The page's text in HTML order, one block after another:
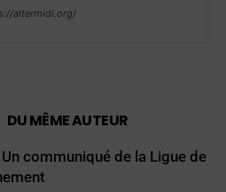
altermidi.org/
DU MÊME AUTEUR
communiqué de la Ligue de